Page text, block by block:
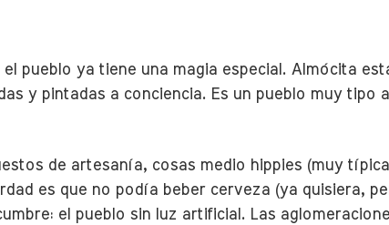
pueblo ya tiene una magia especial. Almócita
y pintadas a conciencia. Es un pueblo muy
de artesanía, cosas medio hippies (muy
es que no podía beber cerveza (ya quisiera,
el pueblo sin luz artificial. Las